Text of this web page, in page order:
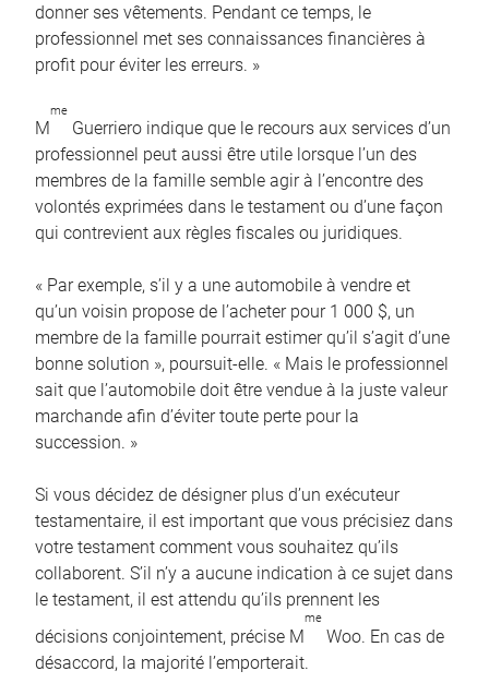
donner ses vêtements. Pendant ce temps, le
professionnel met ses connaissances financières à
profit pour éviter les erreurs. »
M
me
Guerriero indique que le recours aux services d’un
professionnel peut aussi être utile lorsque l’un des
membres de la famille semble agir à l’encontre des
volontés exprimées dans le testament ou d’une façon
qui contrevient aux règles fiscales ou juridiques.
« Par exemple, s’il y a une automobile à vendre et
qu’un voisin propose de l’acheter pour 1 000 $, un
membre de la famille pourrait estimer qu’il s’agit d’une
bonne solution », poursuit-elle. « Mais le professionnel
sait que l’automobile doit être vendue à la juste valeur
marchande afin d’éviter toute perte pour la
succession. »
Si vous décidez de désigner plus d’un exécuteur
testamentaire, il est important que vous précisiez dans
votre testament comment vous souhaitez qu’ils
collaborent. S’il n’y a aucune indication à ce sujet dans
le testament, il est attendu qu’ils prennent les
décisions conjointement, précise M
me
Woo. En cas de
désaccord, la majorité l’emporterait.